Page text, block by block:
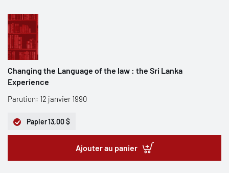
Changing the Language of the law : the Sri Lanka
Experience
Parution: 12 janvier 1990
Papier13,00 $
Ajouter au panier